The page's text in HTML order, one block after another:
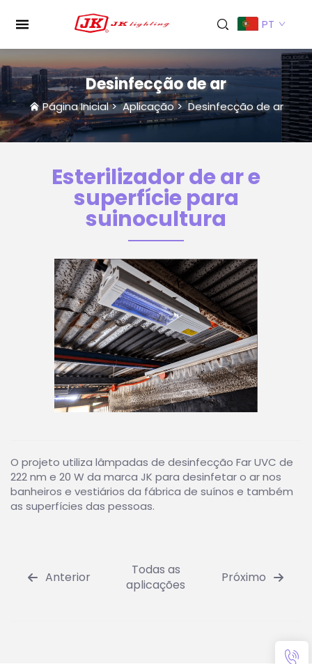
PT
Desinfecção de ar
Página Inicial>Aplicação>Desinfecção de ar
Esterilizador de ar e
superfície para
suinocultura
O projeto utiliza lâmpadas de desinfecção Far UVC de
222 nm e 20 W da marca JK para desinfetar o ar nos
banheiros e vestiários da fábrica de suínos e também
as superfícies das pessoas.
Anterior
Todas as
aplicações
Próximo